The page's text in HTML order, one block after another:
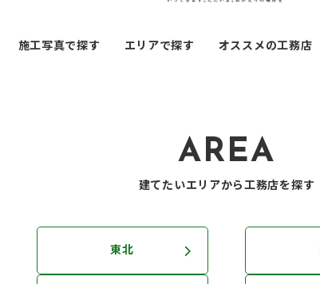
施工写真で探す エリアで探す オススメの工務店
AREA
建てたいエリアから工務店を探す
東北